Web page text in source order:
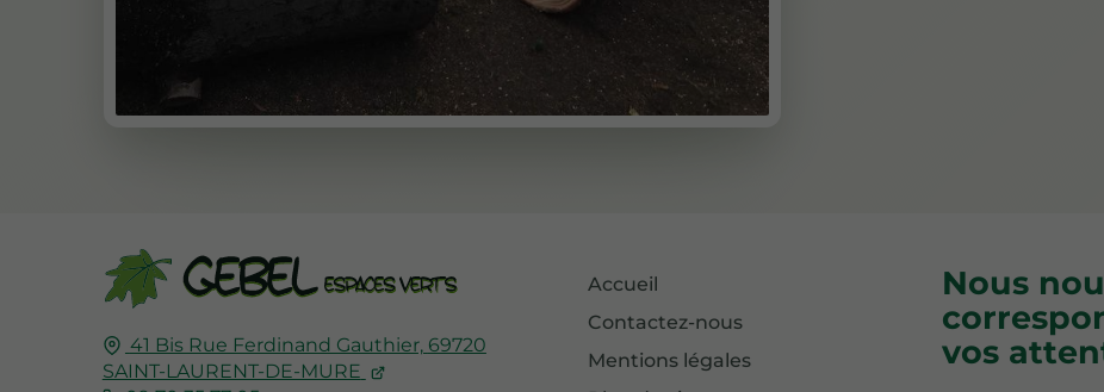
41 Bis Rue Ferdinand Gauthier, 69720
SAINT-LAURENT-DE-MURE
Accueil
Contactez-nous
Mentions légales
Nous
vos